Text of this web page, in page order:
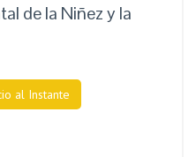
de la Niñez y la
al Instante